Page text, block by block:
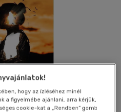
hogy az ízléséhez minél
a figyelmébe ajánlani, arra kérjük,
cookie-kat a „Rendben” gomb